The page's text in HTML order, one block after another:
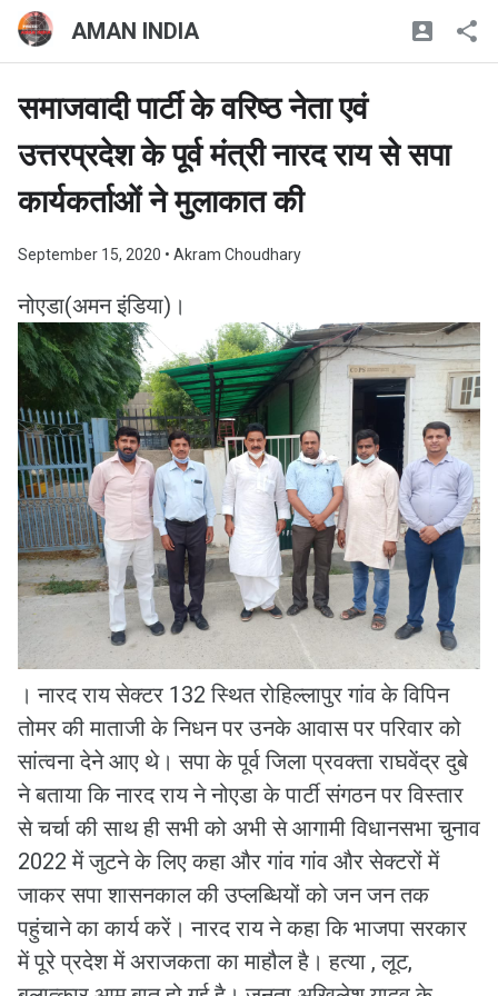
AMAN INDIA
समाजवादी पार्टी के वरिष्ठ नेता एवं
उत्तरप्रदेश के पूर्व मंत्री नारद राय से सपा
कार्यकर्ताओं ने मुलाकात की
September 15, 2020 • Akram Choudhary
नोएडा(अमन इंडिया)।
। नारद राय सेक्टर 132 स्थित रोहिल्लापुर गांव के विपिन
तोमर की माताजी के निधन पर उनके आवास पर परिवार को
सांत्वना देने आए थे। सपा के पूर्व जिला प्रवक्ता राघवेंद्र दुबे
ने बताया कि नारद राय ने नोएडा के पार्टी संगठन पर विस्तार
से चर्चा की साथ ही सभी को अभी से आगामी विधानसभा चुनाव
2022 में जुटने के लिए कहा और गांव गांव और सेक्टरों में
जाकर सपा शासनकाल की उप्लब्धियों को जन जन तक
पहुंचाने का कार्य करें। नारद राय ने कहा कि भाजपा सरकार
में पूरे प्रदेश में अराजकता का माहौल है। हत्या , लूट,